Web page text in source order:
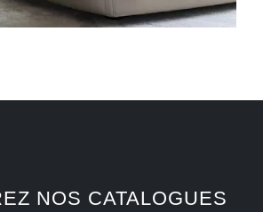
NOS CATALOGUES